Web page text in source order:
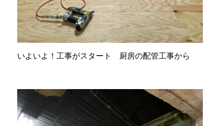
いよいよ！工事がスタート 厨房の配管工事から